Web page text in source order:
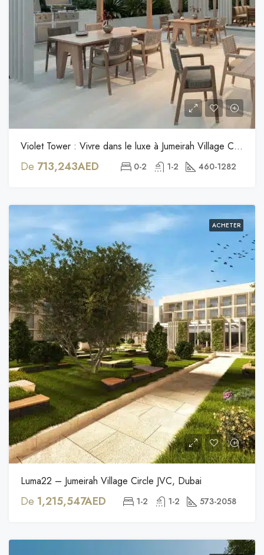
Violet Tower : Vivre dans le luxe à Jumeirah Village Circle (JVC)
De 713,243AED 0-2 1-2 460-1282
ACHETER
Luma22 – Jumeirah Village Circle JVC, Dubai
De 1,215,547AED 1-2 1-2 573-2058